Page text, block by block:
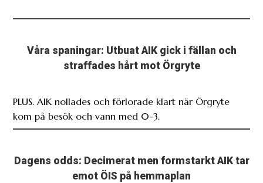
Våra spaningar: Utbuat AIK gick i fällan och
straffades hårt mot Örgryte
PLUS. AIK nollades och förlorade klart när Örgryte
kom på besök och vann med 0-3.
Dagens odds: Decimerat men formstarkt AIK tar
emot ÖIS på hemmaplan